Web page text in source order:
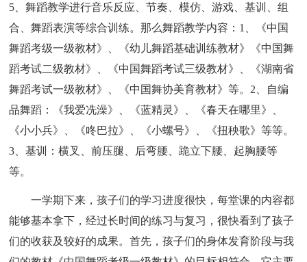
5、舞蹈教学进行音乐反应、节奏、模仿、游戏、基训、组
合、舞蹈表演等综合训练。那么舞蹈教学内容：1、《中国
舞蹈考级一级教材》、《幼儿舞蹈基础训练教材》《中国舞
蹈考试二级教材》、《中国舞蹈考试三级教材》、《湖南省
舞蹈考试一级教材》、《中国舞协美育教材》等。2、自编
品舞蹈：《我爱冼澡》、《蓝精灵》、《春天在哪里》、
《小小兵》、《咚巴拉》、《小螺号》、《扭秧歌》等等。
3、基训：横叉、前压腿、后弯腰、跪立下腰、起胸腰等
等。
一学期下来，孩子们的学习进度很快，每堂课的内容都
能够基本拿下，经过长时间的练习与复习，很快看到了孩子
们的收获及较好的成果。首先，孩子们的身体发育阶段与我